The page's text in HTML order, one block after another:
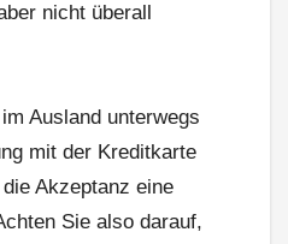
nicht überall
Ausland unterwegs
mit der Kreditkarte
Akzeptanz eine
Sie also darauf,